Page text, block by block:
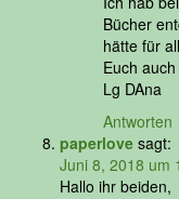
Bücher
hätte für
Euch
Lg DAna
Antworten
paperlove sagt:
Juni 8, 2018 um
Hallo ihr beiden,